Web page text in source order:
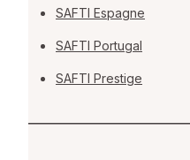
SAFTI Espagne
SAFTI Portugal
SAFTI Prestige